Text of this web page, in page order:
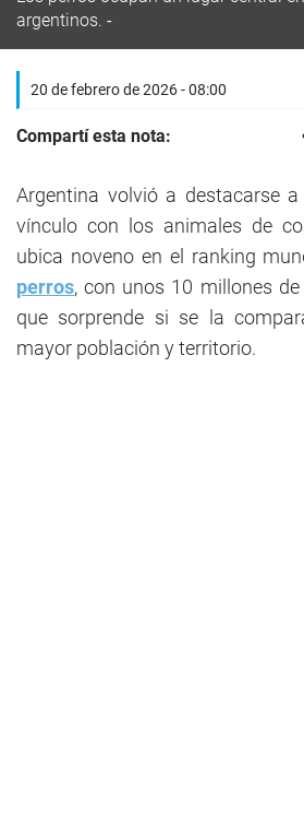
argentinos.
20 de febrero de 2026 - 08:00
Compartí esta nota:
Argentina volvió a destacarse
vínculo con los animales de
ubica noveno en el ranking
perros, con unos 10 millones
que sorprende si se la
mayor población y territorio.